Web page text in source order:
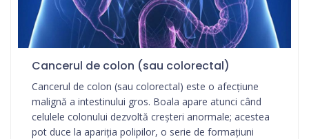
Cancerul de colon (sau colorectal)
Cancerul de colon (sau colorectal) este o afecțiune
malignă a intestinului gros. Boala apare atunci când
celulele colonului dezvoltă creșteri anormale; acestea
pot duce la apariția polipilor, o serie de formațiuni